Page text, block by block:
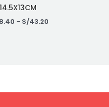
14.5X13CM
- S/43.20